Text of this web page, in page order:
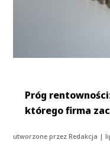
Próg
którego firma
utworzone przezRedakcja |